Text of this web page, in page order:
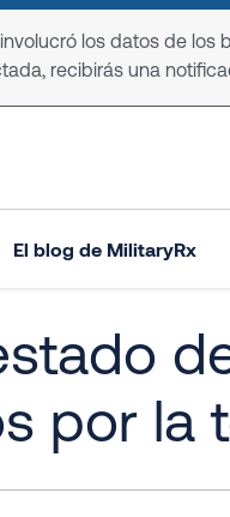
los datos de los
recibirás una
El blog de MilitaryRx
por la